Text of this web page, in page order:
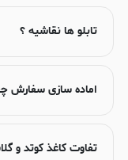
تابلو ها نقاشیه ؟
اماده سازی سفارش
تفاوت کاغذ کوتد و